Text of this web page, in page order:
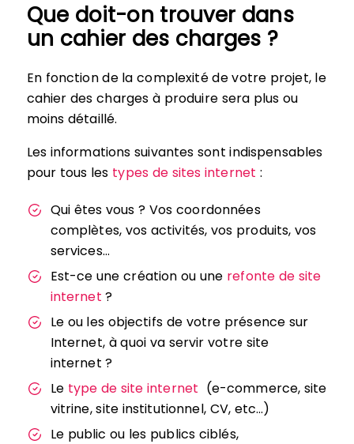
Que doit-on trouver dans
un cahier des charges ?
En fonction de la complexité de votre projet, le
cahier des charges à produire sera plus ou
moins détaillé.
Les informations suivantes sont indispensables
pour tous les types de sites internet :
Qui êtes vous ? Vos coordonnées
complètes, vos activités, vos produits, vos
services…
Est-ce une création ou une refonte de site
internet ?
Le ou les objectifs de votre présence sur
Internet, à quoi va servir votre site
internet ?
Le type de site internet (e-commerce, site
vitrine, site institutionnel, CV, etc…)
Le public ou les publics ciblés,